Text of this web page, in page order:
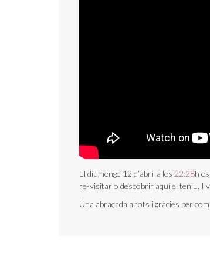
El diumenge 12 d’abril a les 22:28h
re-visitar o descobrir aquí el teniu. I
Una abraçada a tots i gràcies per